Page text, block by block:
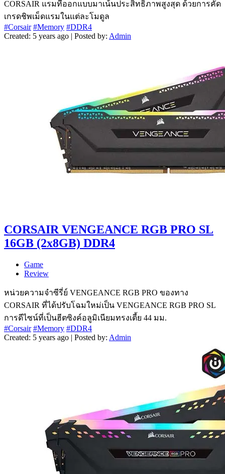
CORSAIR แรมที่ออกแบบมาเน้นประสิทธิภาพสูงสุด ด้วยการคัด
เกรดชิพเม็ดแรมในแต่ละโมดูล
#Corsair #Memory #DDR4
Created: 5 years ago | Posted by: Admin
CORSAIR VENGEANCE RGB PRO SL
16GB (2x8GB) DDR4
Game
Review
หน่วยความจำซีรี่ย์ VENGEANCE RGB PRO ของทาง
CORSAIR ที่ได้ปรับโฉมใหม่เป็น VENGEANCE RGB PRO SL
การดีไซน์ที่เป็นฮีตซิงค์อลูมิเนียมทรงเตี้ย 44 มม.
#Corsair #Memory #DDR4
Created: 5 years ago | Posted by: Admin